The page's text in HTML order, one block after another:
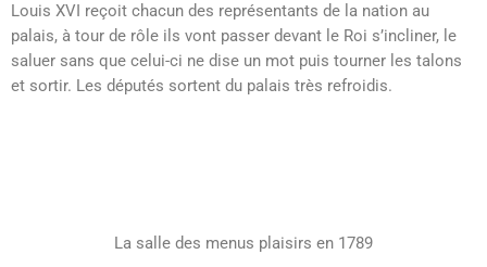
Louis XVI reçoit chacun des représentants de la nation au
palais, à tour de rôle ils vont passer devant le Roi s’incliner, le
saluer sans que celui-ci ne dise un mot puis tourner les talons
et sortir. Les députés sortent du palais très refroidis.
La salle des menus plaisirs en 1789